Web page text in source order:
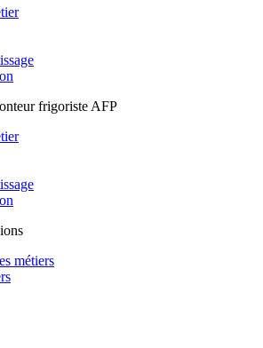
frigoriste AFP
métiers